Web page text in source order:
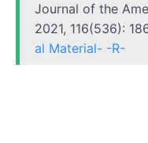
Journal of the
2021, 116(536):
al Material- -R-